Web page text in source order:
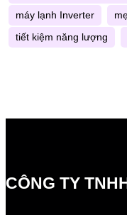
máy lạnh Inverter
tiết kiệm năng lượng
CÔNG TY